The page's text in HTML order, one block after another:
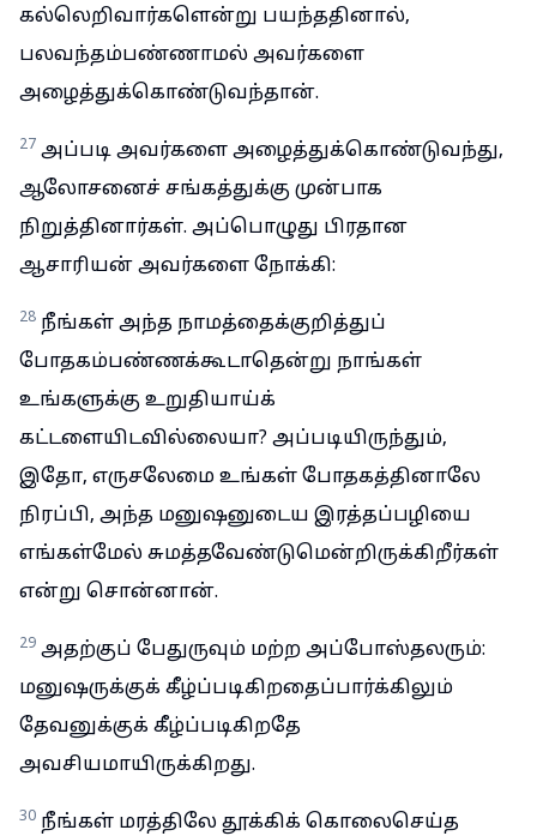
கல்லெறிவார்களென்று பயந்ததினால்,
பலவந்தம்பண்ணாமல் அவர்களை
அழைத்துக்கொண்டுவந்தான்.
27 அப்படி அவர்களை அழைத்துக்கொண்டுவந்து,
ஆலோசனைச் சங்கத்துக்கு முன்பாக
நிறுத்தினார்கள். அப்பொழுது பிரதான
ஆசாரியன் அவர்களை நோக்கி:
28 நீங்கள் அந்த நாமத்தைக்குறித்துப்
போதகம்பண்ணக்கூடாதென்று நாங்கள்
உங்களுக்கு உறுதியாய்க்
கட்டளையிடவில்லையா? அப்படியிருந்தும்,
இதோ, எருசலேமை உங்கள் போதகத்தினாலே
நிரப்பி, அந்த மனுஷனுடைய இரத்தப்பழியை
எங்கள்மேல் சுமத்தவேண்டுமென்றிருக்கிறீர்கள்
என்று சொன்னான்.
29 அதற்குப் பேதுருவும் மற்ற அப்போஸ்தலரும்:
மனுஷருக்குக் கீழ்ப்படிகிறதைப்பார்க்கிலும்
தேவனுக்குக் கீழ்ப்படிகிறதே
அவசியமாயிருக்கிறது.
30 நீங்கள் மரத்திலே தூக்கிக் கொலைசெய்த